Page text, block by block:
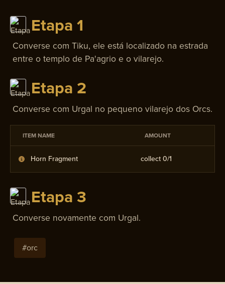
Etapa 1
Converse com Tiku, ele está localizado na estrada
entre o templo de Pa'agrio e o vilarejo.
Etapa 2
Converse com Urgal no pequeno vilarejo dos Orcs.
ITEM NAME AMOUNT
Horn Fragment collect 0/1
Etapa 3
Converse novamente com Urgal.
#orc